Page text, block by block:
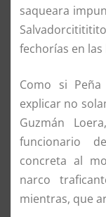
saqueara
fechorías en
Como si
explicar no
Guzmán
funcionario
concreta al
narco
mientras, que